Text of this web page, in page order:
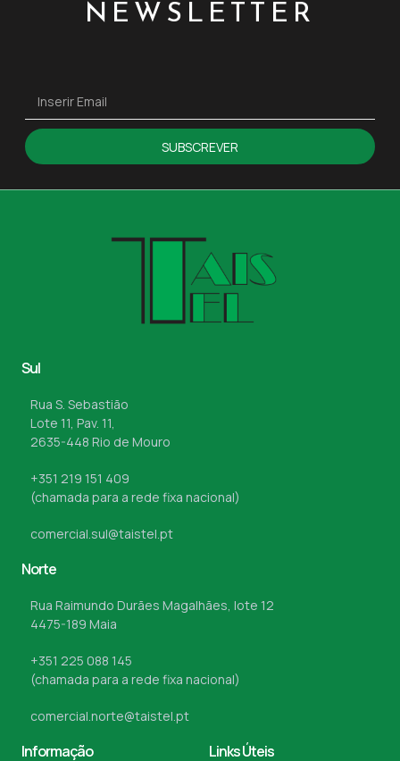
NEWSLETTER
SUBSCREVER
Sul
Rua S. Sebastião
Lote 11, Pav. 11,
2635-448 Rio de Mouro
+351 219 151 409
(chamada para a rede fixa nacional)
comercial.sul@taistel.pt
Norte
Rua Raimundo Durães Magalhães, lote 12
4475-189 Maia
+351 225 088 145
(chamada para a rede fixa nacional)
comercial.norte@taistel.pt
Informação Links Úteis